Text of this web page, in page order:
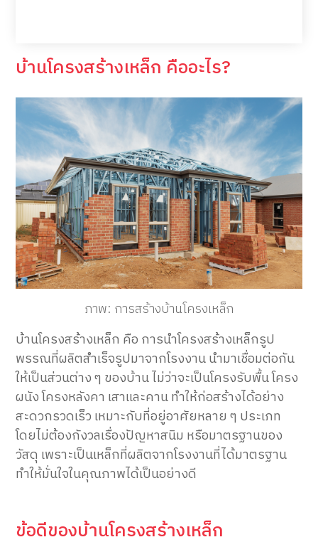
บ้านโครงสร้างเหล็ก คืออะไร?
ภาพ: การสร้างบ้านโครงเหล็ก
บ้านโครงสร้างเหล็ก คือ การนำโครงสร้างเหล็กรูป
พรรณที่ผลิตสำเร็จรูปมาจากโรงงาน นำมาเชื่อมต่อกัน
ให้เป็นส่วนต่าง ๆ ของบ้าน ไม่ว่าจะเป็นโครงรับพื้น โครง
ผนัง โครงหลังคา เสาและคาน ทำให้ก่อสร้างได้อย่าง
สะดวกรวดเร็ว เหมาะกับที่อยู่อาศัยหลาย ๆ ประเภท
โดยไม่ต้องกังวลเรื่องปัญหาสนิม หรือมาตรฐานของ
วัสดุ เพราะเป็นเหล็กที่ผลิตจากโรงงานที่ได้มาตรฐาน
ทำให้มั่นใจในคุณภาพได้เป็นอย่างดี
ข้อดีของบ้านโครงสร้างเหล็ก